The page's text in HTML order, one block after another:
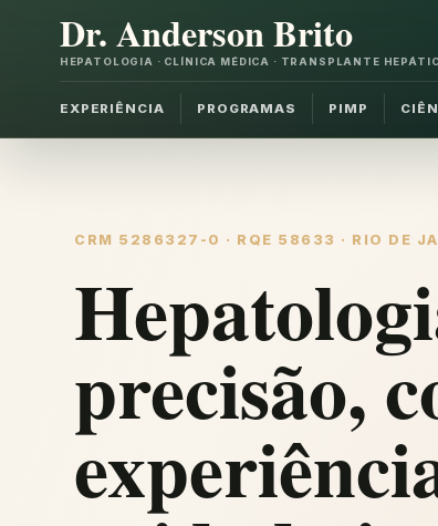
Dr. Anderson Brito
HEPATOLOGIA · CLÍNICA MÉDICA · TRANSPLANTE
EXPERIÊNCIA PROGRAMAS PIMP
CRM 5286327-0 · RQE 58633 · RIO DE
precisão,